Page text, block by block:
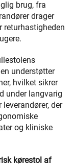
brug, fra
drager
returhastigheden
understøtter
hvilket sikrer
under langvarig
der
og kliniske
kørestol af